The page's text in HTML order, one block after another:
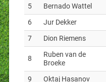
5
Bernado Wattel
6
Jur Dekker
7
Dion Riemens
8
Ruben van de
Broeke
9 Oktaj Hasanov